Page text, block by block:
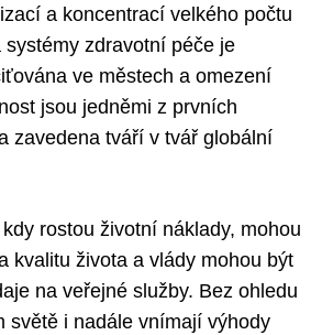
a koncentrací velkého počtu
zdravotní péče je
ve městech a omezení
jsou jedněmi z prvních
zavedena tváří v tvář globální
rostou životní náklady, mohou
kvalitu života a vlády mohou být
na veřejné služby. Bez ohledu
světě i nadále vnímají výhody